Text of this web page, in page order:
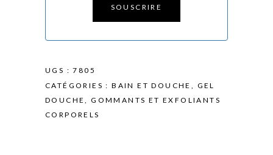
SOUSCRIRE
UGS :7805
CATÉGORIES :BAIN ET DOUCHE , GEL
DOUCHE,GOMMANTS ET EXFOLIANTS
CORPORELS